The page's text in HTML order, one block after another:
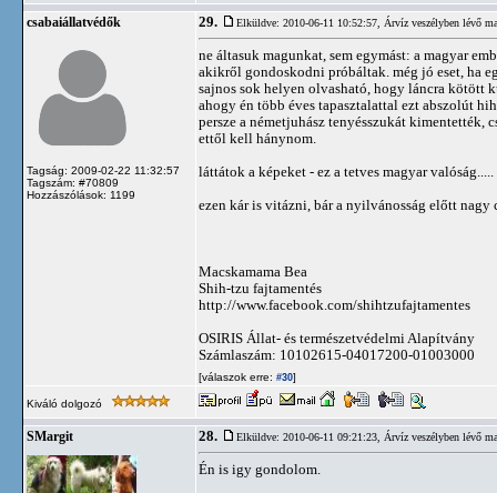
csabaiállatvédők
Tagság: 2009-02-22 11:32:57
Tagszám: #70809
Hozzászólások: 1199
29. Elküldve: 2010-06-11 10:52:57, Árvíz veszélyben lévő
ne áltasuk magunkat, sem egymást: a magyar
akikről gondoskodni próbáltak. még jó eset, ha
sajnos sok helyen olvasható, hogy láncra kötött
ahogy én több éves tapasztalattal ezt abszolút
persze a németjuhász tenyésszukát kimentették,
ettől kell hánynom.
láttátok a képeket - ez a tetves magyar valóság.....
ezen kár is vitázni, bár a nyilvánosság előtt nagy
Macskamama Bea
Shih-tzu fajtamentés
http://www.facebook.com/shihtzufajtamentes
OSIRIS Állat- és természetvédelmi Alapítvány
Számlaszám: 10102615-04017200-01003000
[válaszok erre: #30]
Kiváló dolgozó
SMargit 28. Elküldve: 2010-06-11 09:21:23, Árvíz veszélyben lévő
Én is igy gondolom.